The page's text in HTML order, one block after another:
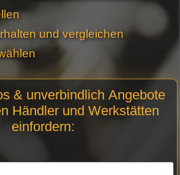
und vergleichen
& unverbindlich Angebote
Händler und Werkstätten
einfordern: